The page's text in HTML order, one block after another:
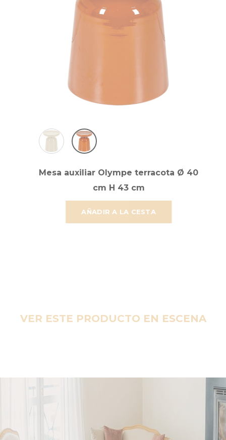
AÑADIR A LA CESTA
Mesa auxiliar Olympe terracota Ø 40
cm H 43 cm
VER ESTE PRODUCTO EN ESCENA